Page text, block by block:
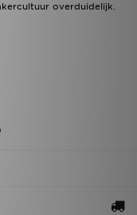
overduidelijk.